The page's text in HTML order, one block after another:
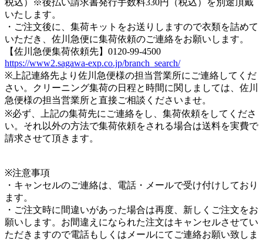
いたします。
・ご注文後に、集荷キットをお送りしますので衣類を詰めて
いただき、佐川急便に集荷依頼のご連絡をお願いします。
【佐川急便集荷依頼先】0120-99-4500
https://www2.sagawa-exp.co.jp/branch_search/
※上記連絡先より佐川急便様の担当営業所にご連絡してくだ
さい。クリーニング集荷の日程と時間に関しましては、佐川
急便様の担当営業所と直接ご相談くださいませ。
※必ず、上記の集荷先にご連絡をし、集荷依頼をしてくださ
い。それ以外の方法で集荷依頼をされる場合は送料を実費で
請求させて頂きます。
※注意事項
・キャンセルのご連絡は、電話・メールで受け付けしており
ます。
・ご注文時に間違いがあった場合は再度、新しくご注文をお
願いします。お間違えになられた注文はキャンセルさせてい
ただきますので電話もしくはメールにてご連絡お願い致しま